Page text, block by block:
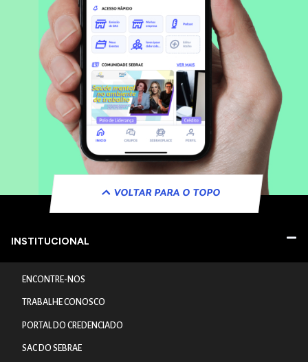
VOLTAR PARA O TOPO
INSTITUCIONAL
ENCONTRE-NOS
TRABALHE CONOSCO
PORTAL DO CREDENCIADO
SAC DO SEBRAE